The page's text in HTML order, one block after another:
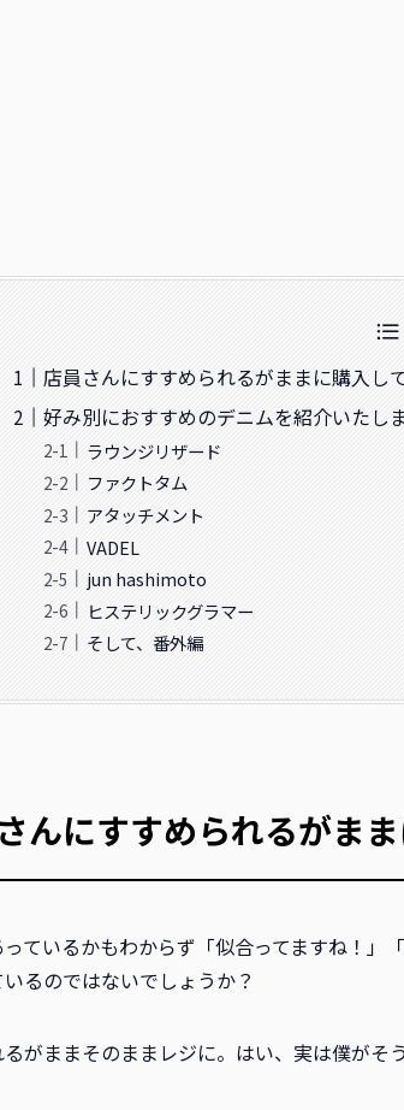
店員さんにすすめられるがままに購入し
好み別におすすめのデニムを紹介いたしま
ラウンジリザード
ファクトタム
アタッチメント
VADEL
jun hashimoto
ヒステリックグラマー
そして、番外編
んにすすめられるがま
ているかもわからず「似合ってますね！」
るのではないでしょうか？
がままそのままレジに。はい、実は僕がそ